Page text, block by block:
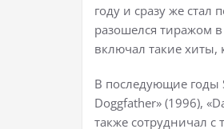
году и сразу же
разошелся тиражом
включал такие хиты,
В последующие годы
Doggfather» (1996),
также сотрудничал с